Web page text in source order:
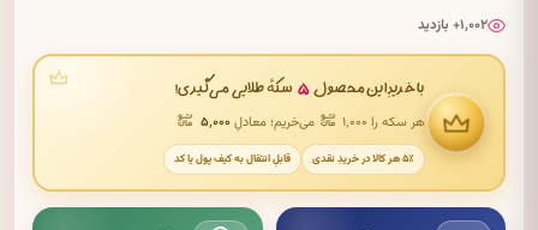
۱٬۰۰۲+ بازدید
با خریدِ این محصول ۵ سکهٔ طلایی می‌گیری!
هر سکه را ۱٬۰۰۰ می‌خریم؛ معادلِ۵٬۰۰۰
۵٪ هر کالا در خریدِ نقدی قابلِ انتقال به کیف پول یا کد